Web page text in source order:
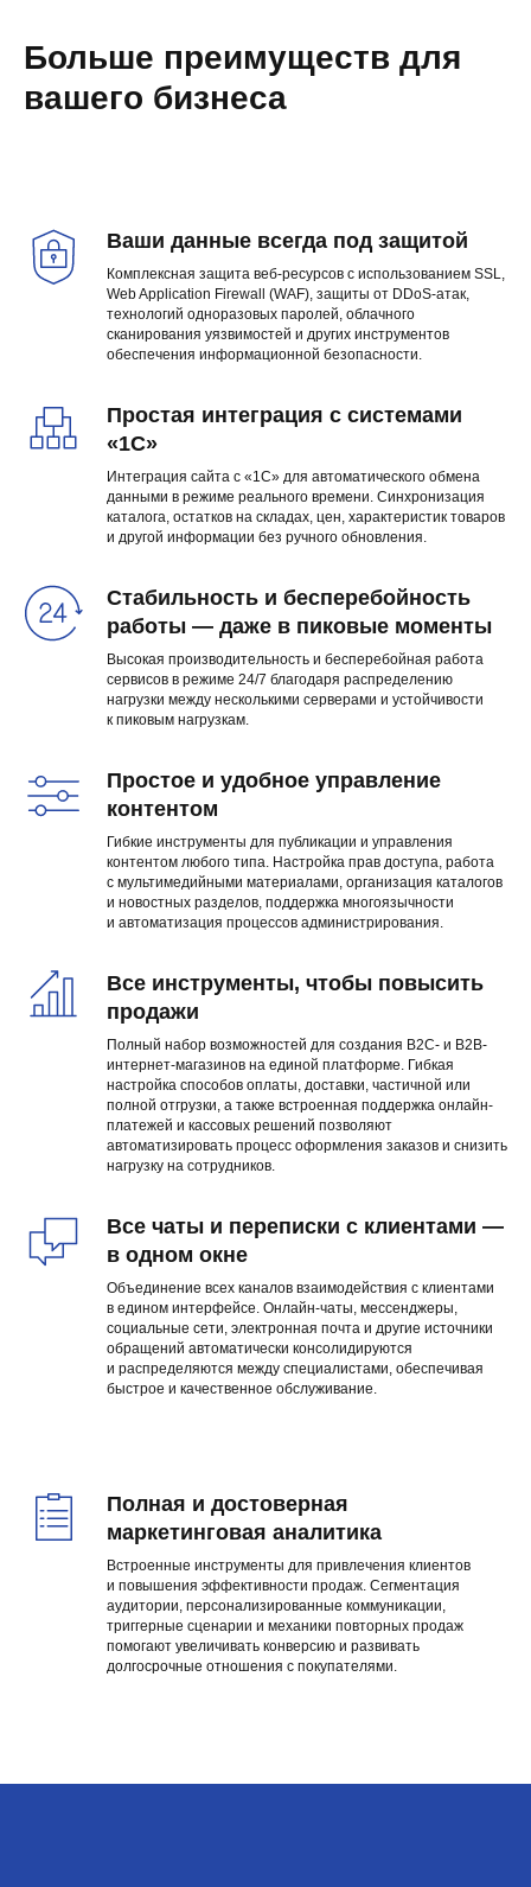
Больше преимуществ для
вашего бизнеса
Ваши данные всегда под защитой
Комплексная защита веб-ресурсов с использованием SSL,
Web Application Firewall (WAF), защиты от DDoS-атак,
технологий одноразовых паролей, облачного
сканирования уязвимостей и других инструментов
обеспечения информационной безопасности.
Простая интеграция с системами
«1С»
Интеграция сайта с «1С» для автоматического обмена
данными в режиме реального времени. Синхронизация
каталога, остатков на складах, цен, характеристик товаров
и другой информации без ручного обновления.
Стабильность и бесперебойность
работы — даже в пиковые моменты
Высокая производительность и бесперебойная работа
сервисов в режиме 24/7 благодаря распределению
нагрузки между несколькими серверами и устойчивости
к пиковым нагрузкам.
Простое и удобное управление
контентом
Гибкие инструменты для публикации и управления
контентом любого типа. Настройка прав доступа, работа
с мультимедийными материалами, организация каталогов
и новостных разделов, поддержка многоязычности
и автоматизация процессов администрирования.
Все инструменты, чтобы повысить
продажи
Полный набор возможностей для создания B2C- и B2B-
интернет-магазинов на единой платформе. Гибкая
настройка способов оплаты, доставки, частичной или
полной отгрузки, а также встроенная поддержка онлайн-
платежей и кассовых решений позволяют
автоматизировать процесс оформления заказов и снизить
нагрузку на сотрудников.
Все чаты и переписки с клиентами —
в одном окне
Объединение всех каналов взаимодействия с клиентами
в едином интерфейсе. Онлайн-чаты, мессенджеры,
социальные сети, электронная почта и другие источники
обращений автоматически консолидируются
и распределяются между специалистами, обеспечивая
быстрое и качественное обслуживание.
Полная и достоверная
маркетинговая аналитика
Встроенные инструменты для привлечения клиентов
и повышения эффективности продаж. Сегментация
аудитории, персонализированные коммуникации,
триггерные сценарии и механики повторных продаж
помогают увеличивать конверсию и развивать
долгосрочные отношения с покупателями.